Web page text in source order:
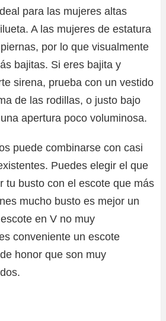
para las mujeres altas
A las mujeres de estatura
por lo que visualmente
bajitas. Si eres bajita y
sirena, prueba con un vestido
de las rodillas, o justo bajo
apertura poco voluminosa.
puede combinarse con casi
Puedes elegir el que
tu busto con el escote que más
mucho busto es mejor un
en V no muy
conveniente un escote
honor que son muy